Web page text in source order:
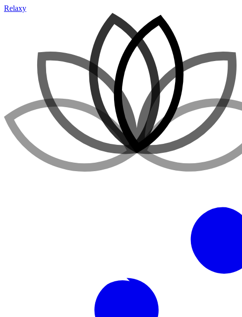
Relaxy